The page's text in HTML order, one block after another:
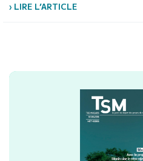
› LIRE L’ARTICLE